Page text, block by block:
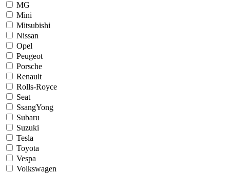
MG
Mini
Mitsubishi
Nissan
Opel
Peugeot
Porsche
Renault
Rolls-Royce
Seat
SsangYong
Subaru
Suzuki
Tesla
Toyota
Vespa
Volkswagen